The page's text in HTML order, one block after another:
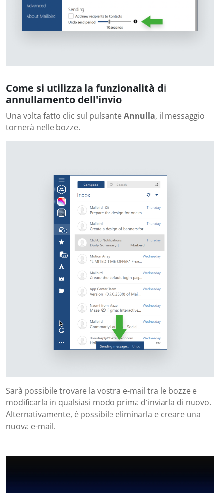
Come si utilizza la funzionalità di
annullamento dell'invio
Una volta fatto clic sul pulsanteAnnulla, il messaggio
tornerà nelle bozze.
Sarà possibile trovare la vostra e-mail tra le bozze e
modificarla in qualsiasi modo prima d'inviarla di nuovo.
Alternativamente, è possibile eliminarla e creare una
nuova e-mail.